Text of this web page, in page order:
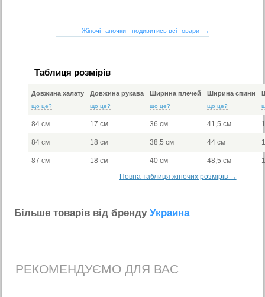
Жіночі тапочки - подивитись всі товари →
Таблиця розмірів
Довжина халату
що це?
Довжина рукава
що це?
Ширина плечей
що це?
Ширина спини
що це?
84 см 17 см 36 см 41,5 см
84 см 18 см 38,5 см 44 см
87 см 18 см 40 см 48,5 см
Повна таблиця жіночих розмірів →
Бiльше товарiв вiд брендуУкраина
РЕКОМЕНДУЄМО ДЛЯ ВАС